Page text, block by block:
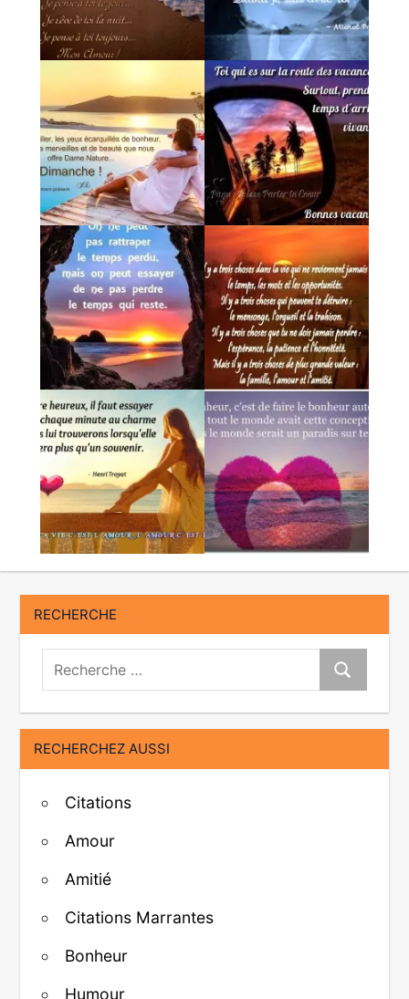
RECHERCHE
Recherche:
Recherche
RECHERCHEZ AUSSI
Citations
Amour
Amitié
Citations Marrantes
Bonheur
Humour